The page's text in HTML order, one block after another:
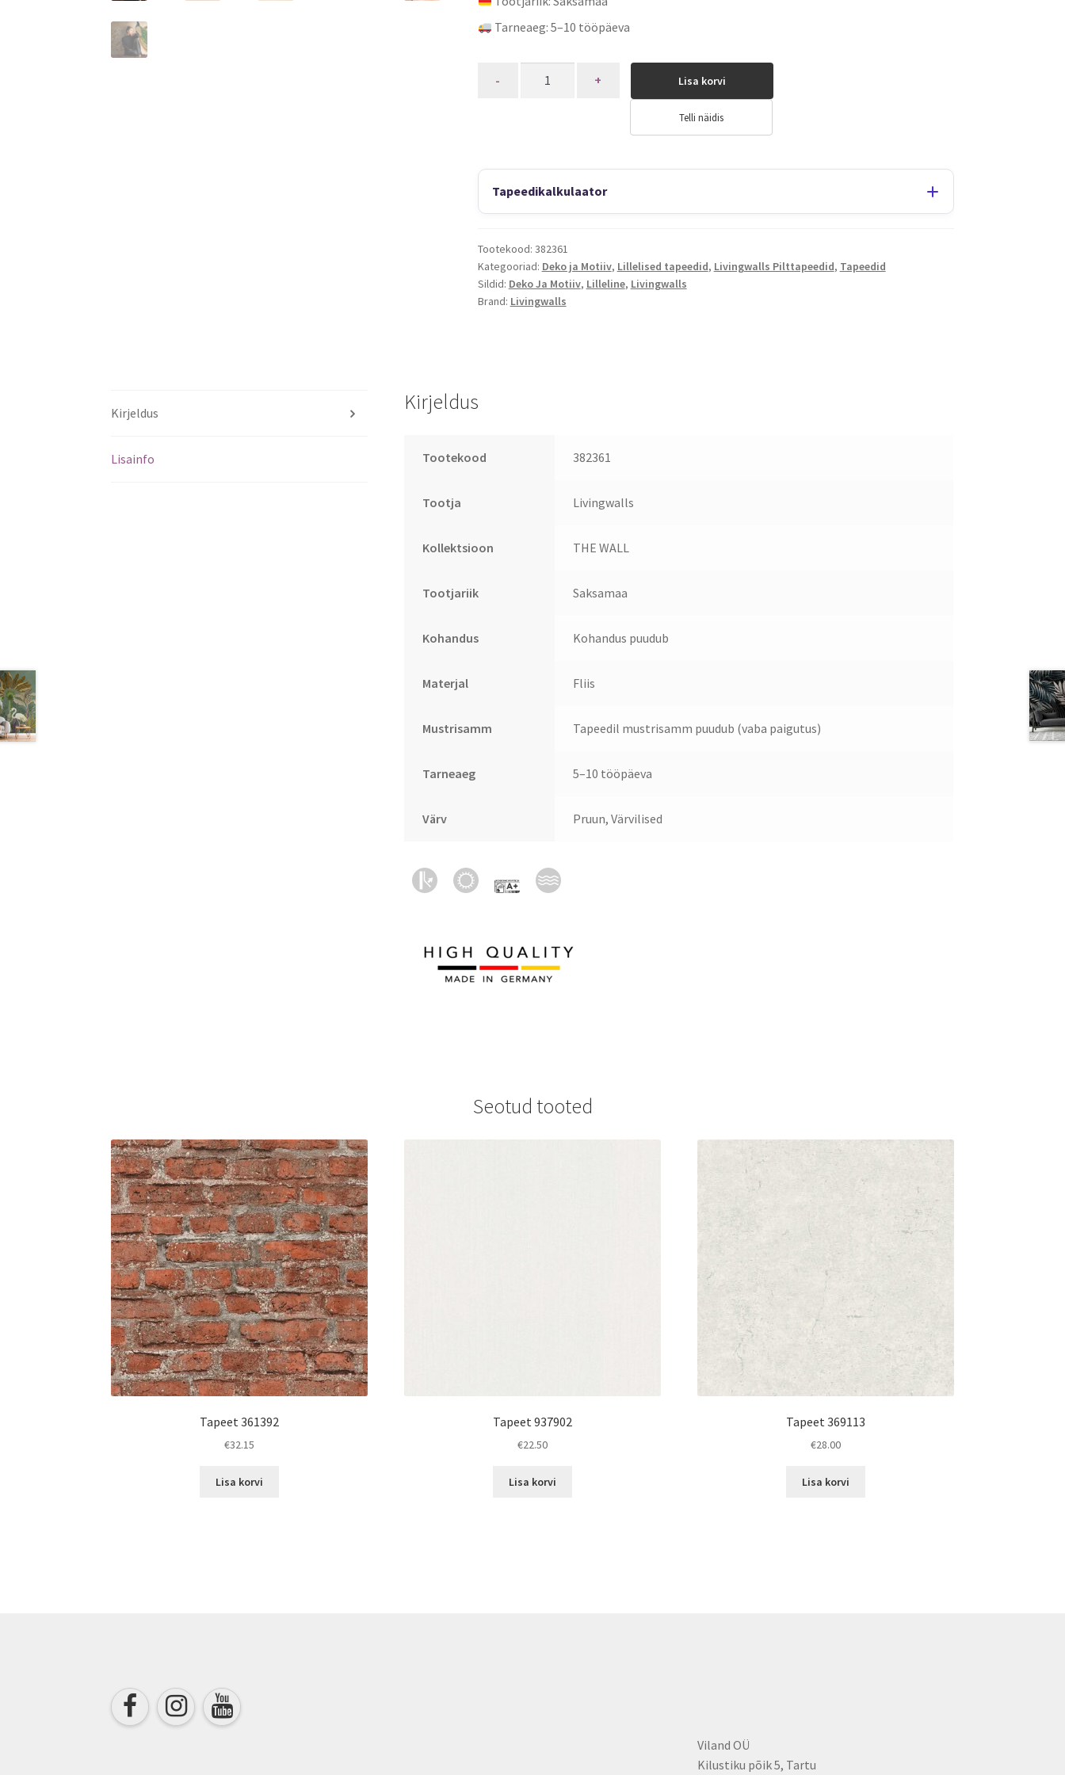
Tarneaeg: 5–10 tööpäeva
Lisa korvi
Telli näidis
Tapeedikalkulaator
Tootekood: 382361
Kategooriad: Deko ja Motiiv, Lillelised tapeedid, Livingwalls Pilttapeedid, Tapeedid
Sildid: Deko Ja Motiiv, Lilleline, Livingwalls
Brand: Livingwalls
Kirjeldus
Lisainfo
Kirjeldus
Tootekood 382361
Tootja Livingwalls
Kollektsioon THE WALL
Tootjariik Saksamaa
Kohandus Kohandus puudub
Materjal Fliis
Mustrisamm Tapeedil mustrisamm puudub (vaba paigutus)
Tarneaeg 5–10 tööpäeva
Värv Pruun, Värvilised
Seotud tooted
Tapeet 361392
€32.15
Lisa korvi
Tapeet 937902
€22.50
Lisa korvi
Tapeet 369113
€28.00
Lisa korvi
Viland OÜ
Kilustiku põik 5, Tartu